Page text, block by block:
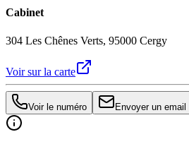
Cabinet
304 Les Chênes Verts, 95000 Cergy
Voir sur la carte
Voir le numéro Envoyer un email